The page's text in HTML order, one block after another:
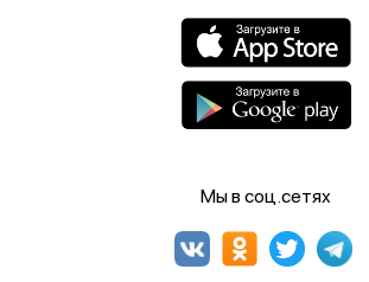
Мы в соц.сетях